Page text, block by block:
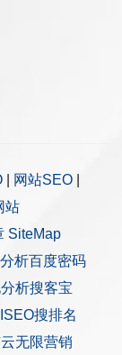
网站SEO
站
SiteMap
析百度密码
析搜客宝
搜排名
云无限营销